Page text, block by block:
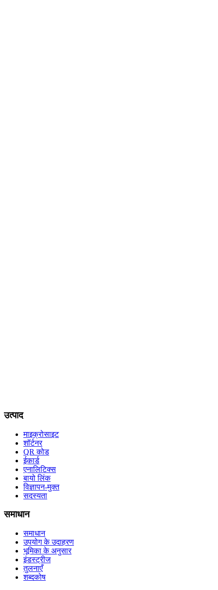
उत्पाद
माइक्रोसाइट
शॉर्टनर
QR कोड
ईकार्ड
एनालिटिक्स
बायो लिंक
विज्ञापन-मुक्त
सदस्यता
समाधान
समाधान
उपयोग के उदाहरण
भूमिका के अनुसार
इंडस्ट्रीज
तुलनाएँ
शब्दकोष